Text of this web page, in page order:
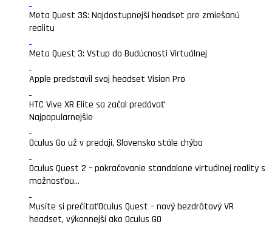
Meta Quest 3S: Najdostupnejší headset pre zmiešanú
realitu
Meta Quest 3: Vstup do Budúcnosti Virtuálnej
Apple predstavil svoj headset Vision Pro
HTC Vive XR Elite sa začal predávať
Najpopularnejšie
Oculus Go už v predaji, Slovensko stále chýba
Oculus Quest 2 – pokračovanie standalone virtuálnej reality s
možnosťou...
Musíte si prečítaťOculus Quest – nový bezdrôtový VR
headset, výkonnejší ako Oculus GO